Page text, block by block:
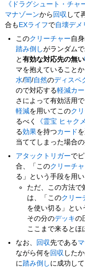
《ドラグシュート・チャ
マナゾーンから 回収 して
合も EXライフで自壊デメ
このクリーチャー 自
踏み倒しがランダム
と有効な対応先の無い
マを抱えていることか
水/闇/自然のディスペ
ので対応する軽減カ
さによって有効活用
軽減を用いてこのク
るべく
《霊宝 ヒャク
る効果を持つカード
当ててしまった場合
アタックトリガーで
合、「このクリーチ
る」という手段を用
ただ、この方法で
は、「このクリー
を使い切る」とい
その分のデッキの
ここまで来るとほ
なお、 回収先である
ながら何を回収 した
に 踏み倒し に成功し